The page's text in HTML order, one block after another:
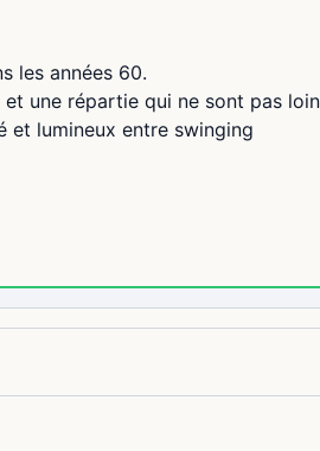
les années 60.
une répartie qui ne sont pas loin
et lumineux entre swinging